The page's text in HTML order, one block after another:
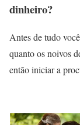
dinheiro?
Antes de tudo
quanto os noivos
então iniciar a